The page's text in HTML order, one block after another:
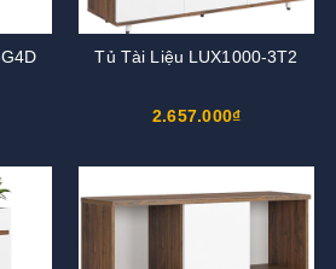
Tủ Tài Liệu LUX1000-3T2
2.657.000₫